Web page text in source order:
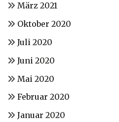
März 2021
Oktober 2020
Juli 2020
Juni 2020
Mai 2020
Februar 2020
Januar 2020